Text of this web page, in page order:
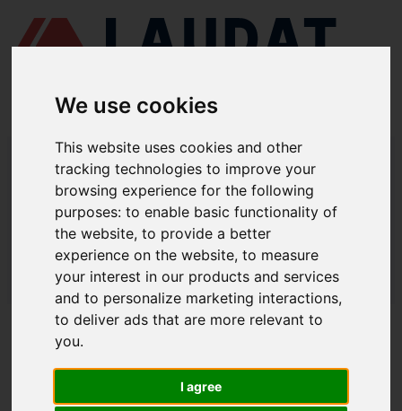
We use cookies
This website uses cookies and other
tracking technologies to improve your
browsing experience for the following
purposes:to enable basic functionality of
the website,to provide a better
experience on the website,to measure
your interest in our products and services
and to personalize marketing interactions,
to deliver ads that are more relevant to
you.
I agree
LAUDAT SUPPLY/EQUIPOS ELÉCTRICOS / LUCES - PROYECTORES
DE BÚSQUEDA
LAUDAT SUPPLY - LUCES /
PROYECTORES DE BÚSQUEDA
LAUDAT SUPPLY/EQUIPOS ELÉCTRICOS/ LUCES - PROYECTORES
DE BÚSQUEDA
ACERCA DE
QUIÉNES SOMOS
DESCARGAR PERFIL DE LA EMPRESA